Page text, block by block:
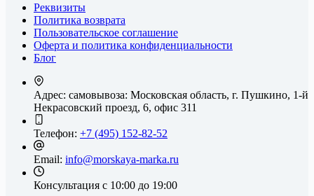
Реквизиты
Политика возврата
Пользовательское соглашение
Оферта и политика конфиденциальности
Блог
Адрес: самовывоза: Московская область, г. Пушкино, 1-й
Некрасовский проезд, 6, офис 311
Телефон: +7 (495) 152-82-52
Email: info@morskaya-marka.ru
Консультация с 10:00 до 19:00